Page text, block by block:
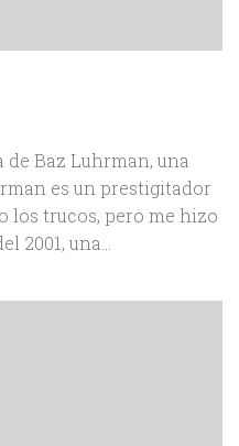
Baz Luhrman, una
es un prestigitador
los trucos, pero me hizo
2001, una...